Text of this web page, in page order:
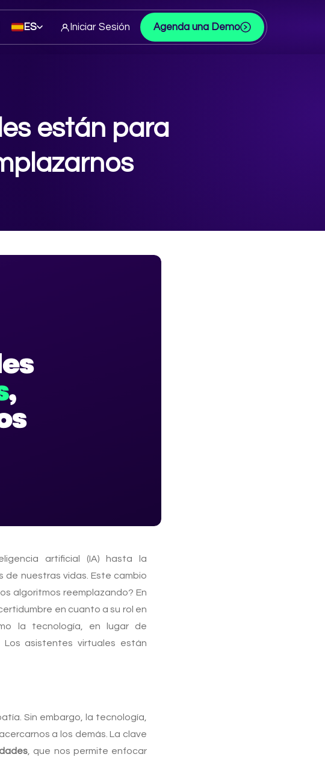
ES Iniciar Sesión Agenda una Demo
están para
artificial (IA) hasta la
nuestras vidas. Este cambio
algoritmos reemplazando? En
en cuanto a su rol en
la tecnología, en lugar de
Los asistentes virtuales están
Sin embargo, la tecnología,
a los demás. La clave
, que nos permite enfocar